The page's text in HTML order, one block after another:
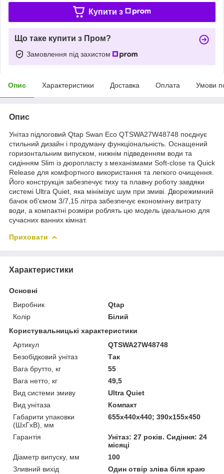
Купити з
Що таке купити з Пром?
Замовлення під захистом
Опис Характеристики Доставка Оплата Умови
Опис
Унітаз підлоговий Qtap Swan Eco QTSWA27W48748 поєднує
стильний дизайн і продуману функціональність. Оснащений
горизонтальним випуском, нижнім підведенням води та
сидінням Slim із дюропласту з механізмами Soft-close та Quick
Release для комфортного використання та легкого очищення.
Його конструкція забезпечує тиху та плавну роботу завдяки
системі Ultra Quiet, яка мінімізує шум при змиві. Дворежимний
бачок об'ємом 3/7,15 літра забезпечує економічну витрату
води, а компактні розміри роблять цю модель ідеальною для
сучасних ванних кімнат.
Приховати
Характеристики
Основні
Виробник
Qtap
Колір
Білий
Користувальницькі характеристики
Артикул
QTSWA27W48748
Безобідковий унітаз
Так
Вага брутто, кг
55
Вага нетто, кг
49,5
Вид системи змиву
Ultra Quiet
Вид унітаза
Компакт
Габарити упаковки
(ШхГхВ), мм
655х440х440; 390х155х450
Гарантія
Унітаз: 27 років. Сидіння: 24
місяці
Діаметр випуску, мм
100
Зливний вихід
Один отвір зліва біля краю